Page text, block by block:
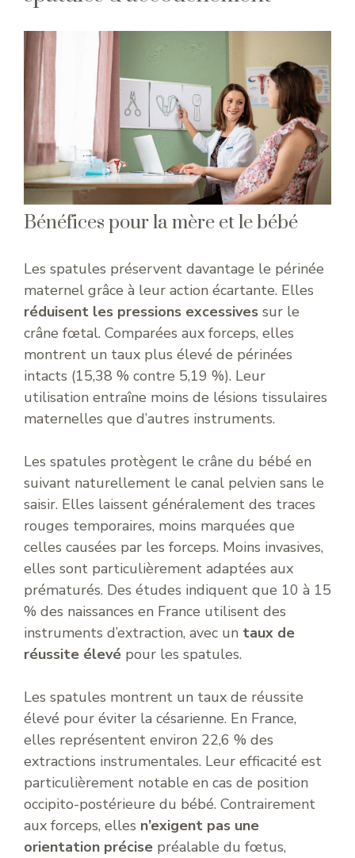
Bénéfices pour la mère et le bébé
Les spatules préservent davantage le périnée
maternel grâce à leur action écartante. Elles
réduisent les pressions excessives sur le
crâne fœtal. Comparées aux forceps, elles
montrent un taux plus élevé de périnées
intacts (15,38 % contre 5,19 %). Leur
utilisation entraîne moins de lésions tissulaires
maternelles que d’autres instruments.
Les spatules protègent le crâne du bébé en
suivant naturellement le canal pelvien sans le
saisir. Elles laissent généralement des traces
rouges temporaires, moins marquées que
celles causées par les forceps. Moins invasives,
elles sont particulièrement adaptées aux
prématurés. Des études indiquent que 10 à 15
% des naissances en France utilisent des
instruments d’extraction, avec un taux de
réussite élevé pour les spatules.
Les spatules montrent un taux de réussite
élevé pour éviter la césarienne. En France,
elles représentent environ 22,6 % des
extractions instrumentales. Leur efficacité est
particulièrement notable en cas de position
occipito-postérieure du bébé. Contrairement
aux forceps, elles n’exigent pas une
orientation précise préalable du fœtus,